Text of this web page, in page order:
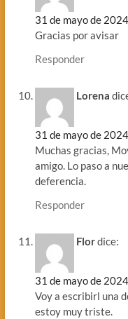
31 de mayo de
Gracias por avisar
Responder
Lorena
31 de mayo de
Muchas gracias,
amigo. Lo paso a
deferencia.
Responder
Flordice:
31 de mayo de
Voy a escribirl una
estoy muy triste.